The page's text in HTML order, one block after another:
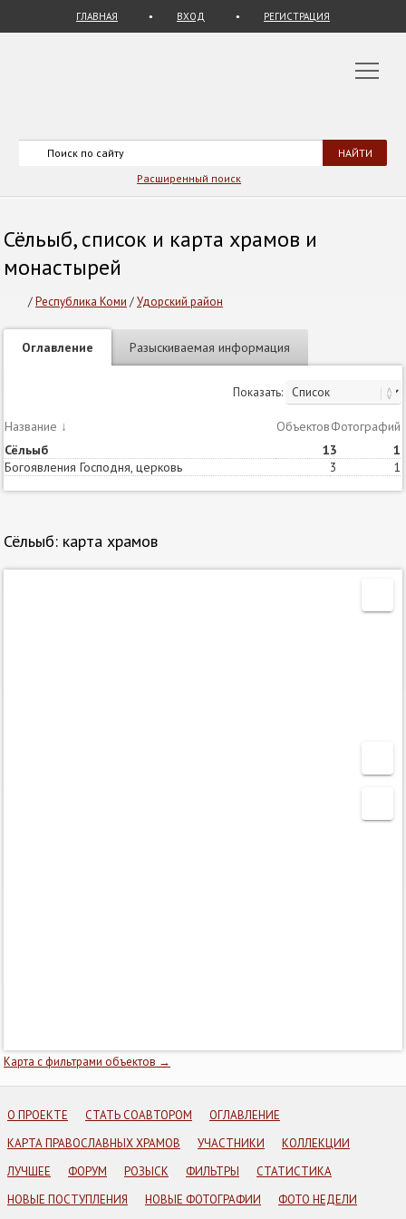
ГЛАВНАЯ ВХОД РЕГИСТРАЦИЯ
Расширенный поиск
Сёльыб, список и карта храмов и
монастырей
/Республика Коми /Удорский район
Оглавление Разыскиваемая информация
Показать:
Название ↓ ОбъектовСтатей
Фотографий
Сёльыб
13 1
Богоявления Господня, церковь 3 1
Сёльыб: карта храмов
Карта с фильтрами объектов →
О ПРОЕКТЕ СТАТЬ СОАВТОРОМ
ОГЛАВЛЕНИЕ
КАРТА ПРАВОСЛАВНЫХ ХРАМОВ
УЧАСТНИКИ
КОЛЛЕКЦИИ
ЛУЧШЕЕ
ФОРУМ РОЗЫСК ФИЛЬТРЫ
СТАТИСТИКА
НОВЫЕ ПОСТУПЛЕНИЯ
НОВЫЕ ФОТОГРАФИИ ФОТО НЕДЕЛИ